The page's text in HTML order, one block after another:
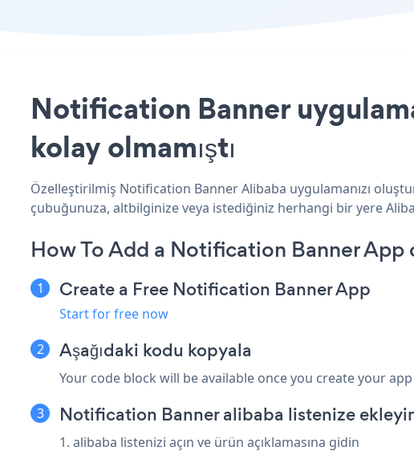
Notification Banner
kolay olmamıştı
Özelleştirilmiş Notification Banner Alibaba uygulamanızı
çubuğunuza, altbilginize veya istediğiniz herhangi bir yere
How To Add a Notification Banner App
Create a Free Notification Banner App
Start for free now
Aşağıdaki kodu kopyala
Your code block will be available once you create your app
Notification Banner alibaba listenize
1. alibaba listenizi açın ve ürün açıklamasına gidin